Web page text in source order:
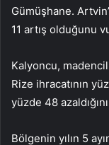
Gümüşhane.
11 artış olduğunu
Kalyoncu,
Rize ihracatının
yüzde 48
Bölgenin yılın 5